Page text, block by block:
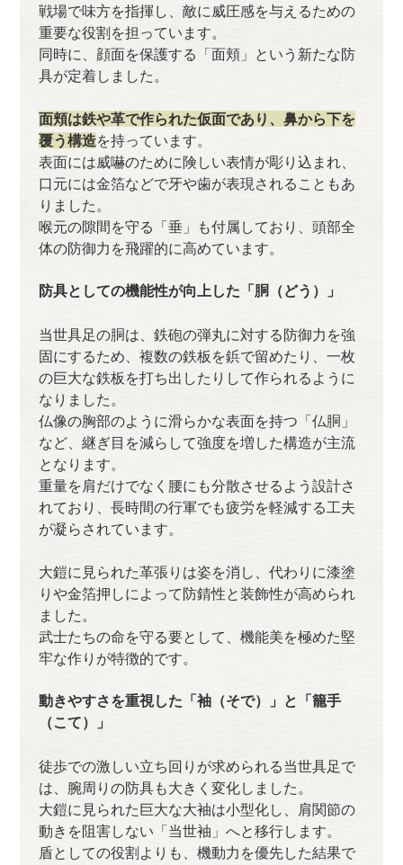
戦場で味方を指揮し、敵に威圧感を与えるための
重要な役割を担っています。
同時に、顔面を保護する「面頬」という新たな防
具が定着しました。
面頬は鉄や革で作られた仮面であり、鼻から下を
覆う構造を持っています。
表面には威嚇のために険しい表情が彫り込まれ、
口元には金箔などで牙や歯が表現されることもあ
りました。
喉元の隙間を守る「垂」も付属しており、頭部全
体の防御力を飛躍的に高めています。
防具としての機能性が向上した「胴（どう）」
当世具足の胴は、鉄砲の弾丸に対する防御力を強
固にするため、複数の鉄板を鋲で留めたり、一枚
の巨大な鉄板を打ち出したりして作られるように
なりました。
仏像の胸部のように滑らかな表面を持つ「仏胴」
など、継ぎ目を減らして強度を増した構造が主流
となります。
重量を肩だけでなく腰にも分散させるよう設計さ
れており、長時間の行軍でも疲労を軽減する工夫
が凝らされています。
大鎧に見られた革張りは姿を消し、代わりに漆塗
りや金箔押しによって防錆性と装飾性が高められ
ました。
武士たちの命を守る要として、機能美を極めた堅
牢な作りが特徴的です。
動きやすさを重視した「袖（そで）」と「籠手
（こて）」
徒歩での激しい立ち回りが求められる当世具足で
は、腕周りの防具も大きく変化しました。
大鎧に見られた巨大な大袖は小型化し、肩関節の
動きを阻害しない「当世袖」へと移行します。
盾としての役割よりも、機動力を優先した結果で